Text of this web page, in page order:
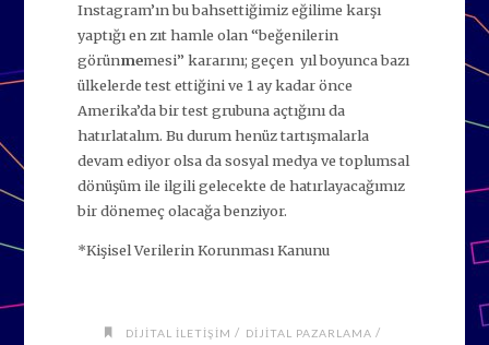
Instagram’ın bu bahsettiğimiz eğilime karşı
yaptığı en zıt hamle olan “beğenilerin
görünmemesi” kararını; geçen yıl boyunca bazı
ülkelerde test ettiğini ve 1 ay kadar önce
Amerika’da bir test grubuna açtığını da
hatırlatalım. Bu durum henüz tartışmalarla
devam ediyor olsa da sosyal medya ve toplumsal
dönüşüm ile ilgili gelecekte de hatırlayacağımız
bir dönemeç olacağa benziyor.
*Kişisel Verilerin Korunması Kanunu
DIJITAL ILETIŞIM / DIJITAL PAZARLAMA /